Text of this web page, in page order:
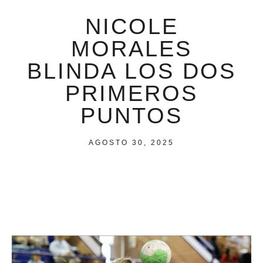
NICOLE
MORALES
BLINDA LOS DOS
PRIMEROS
PUNTOS
AGOSTO 30, 2025